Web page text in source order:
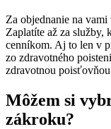
Za objednanie na
Zaplatíte až za služby,
cenníkom. Aj to len v
zo zdravotného
zdravotnou
Môžem si
zákroku?